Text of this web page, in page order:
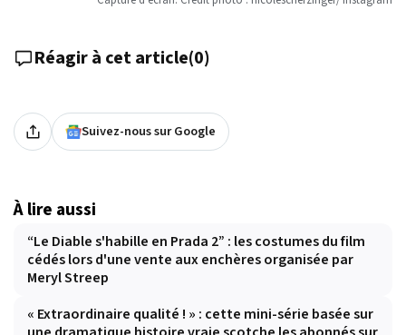
Réagir à cet article(0)
Suivez-nous sur Google
À lire aussi
“Le Diable s'habille en Prada 2” : les costumes du film
cédés lors d'une vente aux enchères organisée par
Meryl Streep
« Extraordinaire qualité ! » : cette mini-série basée sur